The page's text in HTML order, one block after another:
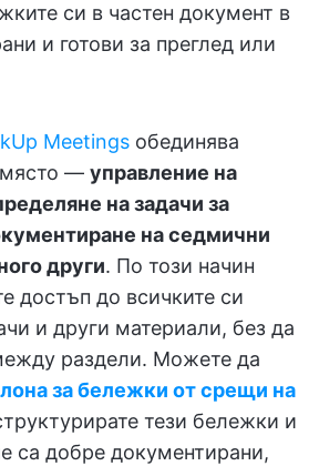
си в частен документ в
и готови за преглед или
Meetings обединява
място — управление на
на задачи за
на седмични
други. По този начин
достъп до всичките си
и други материали, без да
раздели. Можете да
за бележки от срещи на
тези бележки и
са добре документирани,